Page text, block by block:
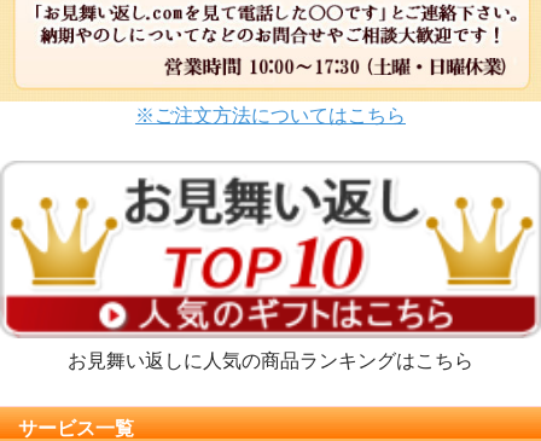
※ご注文方法についてはこちら
お見舞い返しに人気の商品ランキングはこちら
サービス一覧